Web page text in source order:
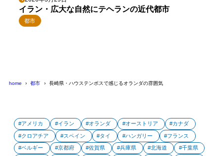
イラン・広大な自然にテヘランの近代都市
都市
home 都市 長崎県・ハウステンボスで感じるオランダの雰囲気
アメリカ イラン オランダ オーストリア カナダ
クロアチア スペイン タイ ハンガリー フランス
ベルギー 京都府 佐賀県 兵庫県 北海道 千葉県